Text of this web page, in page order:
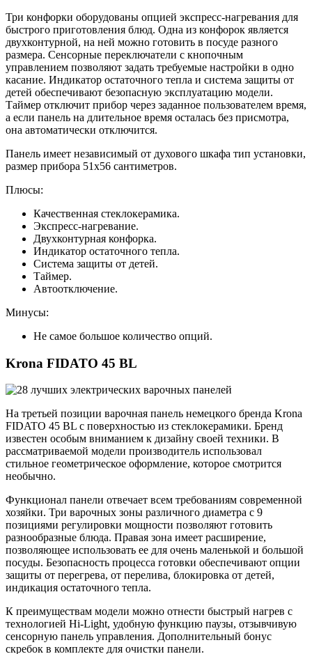
Три конфорки оборудованы опцией экспресс-нагревания для
быстрого приготовления блюд. Одна из конфорок является
двухконтурной, на ней можно готовить в посуде разного
размера. Сенсорные переключатели с кнопочным
управлением позволяют задать требуемые настройки в одно
касание. Индикатор остаточного тепла и система защиты от
детей обеспечивают безопасную эксплуатацию модели.
Таймер отключит прибор через заданное пользователем время,
а если панель на длительное время осталась без присмотра,
она автоматически отключится.
Панель имеет независимый от духового шкафа тип установки,
размер прибора 51х56 сантиметров.
Плюсы:
Качественная стеклокерамика.
Экспресс-нагревание.
Двухконтурная конфорка.
Индикатор остаточного тепла.
Система защиты от детей.
Таймер.
Автоотключение.
Минусы:
Не самое большое количество опций.
Krona FIDATO 45 BL
На третьей позиции варочная панель немецкого бренда Krona
FIDATO 45 BL с поверхностью из стеклокерамики. Бренд
известен особым вниманием к дизайну своей техники. В
рассматриваемой модели производитель использовал
стильное геометрическое оформление, которое смотрится
необычно.
Функционал панели отвечает всем требованиям современной
хозяйки. Три варочных зоны различного диаметра с 9
позициями регулировки мощности позволяют готовить
разнообразные блюда. Правая зона имеет расширение,
позволяющее использовать ее для очень маленькой и большой
посуды. Безопасность процесса готовки обеспечивают опции
защиты от перегрева, от перелива, блокировка от детей,
индикация остаточного тепла.
К преимуществам модели можно отнести быстрый нагрев с
технологией Hi-Light, удобную функцию паузы, отзывчивую
сенсорную панель управления. Дополнительный бонус
скребок в комплекте для очистки панели.